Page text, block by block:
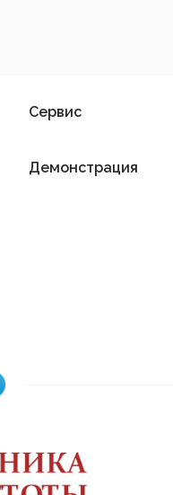
Сервис
Демонстрация